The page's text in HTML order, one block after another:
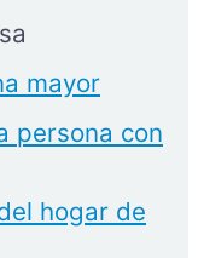
mayor
persona con
hogar de